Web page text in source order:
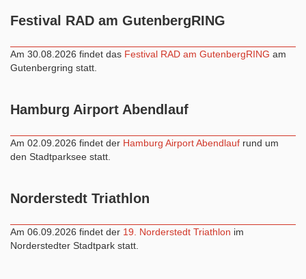
Festival RAD am GutenbergRING
Am 30.08.2026 findet das Festival RAD am GutenbergRING am
Gutenbergring statt.
Hamburg Airport Abendlauf
Am 02.09.2026 findet der Hamburg Airport Abendlauf rund um
den Stadtparksee statt.
Norderstedt Triathlon
Am 06.09.2026 findet der 19. Norderstedt Triathlon im
Norderstedter Stadtpark statt.